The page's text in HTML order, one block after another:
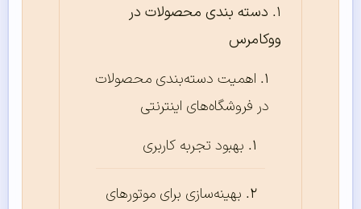
دسته بندی محصولات در
ووکامرس
اهمیت دسته‌‌بندی محصولات
در فروشگاه‌‌های اینترنتی
بهبود تجربه کاربری
بهینه‌سازی برای موتورهای